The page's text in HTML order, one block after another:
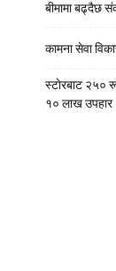
बीमामा बढ्दैछ
कामना सेवा
स्टाेरबाट २५०
१० लाख उपहार